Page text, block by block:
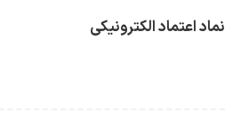
نماد اعتماد الکترونیکی